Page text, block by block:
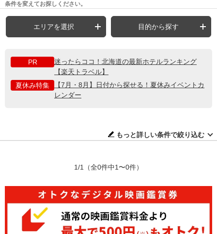
条件を変えてお探しください。
エリアを選択 目的から探す
PR
迷ったらココ！北海道の最新ホテルランキング
【楽天トラベル】
夏休み特集
【7月・8月】日付から探せる！夏休みイベントカ
レンダー
もっと詳しい条件で絞り込む
1/1 （全0件中1〜0件）